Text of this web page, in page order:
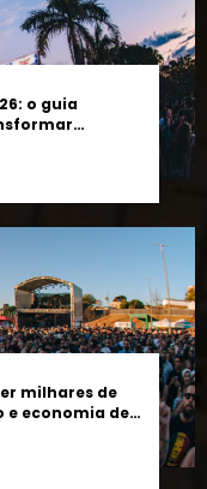
o guia
milhares de